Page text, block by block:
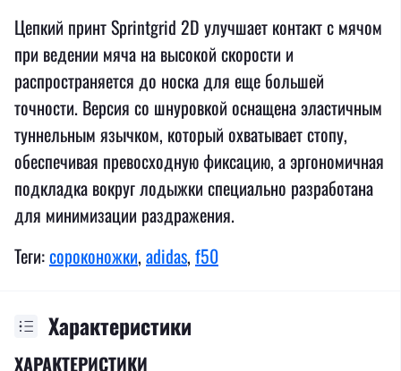
Цепкий принт Sprintgrid 2D улучшает контакт с мячом
при ведении мяча на высокой скорости и
распространяется до носка для еще большей
точности. Версия со шнуровкой оснащена эластичным
туннельным язычком, который охватывает стопу,
обеспечивая превосходную фиксацию, а эргономичная
подкладка вокруг лодыжки специально разработана
для минимизации раздражения.
Теги:сороконожки, adidas, f50
Характеристики
ХАРАКТЕРИСТИКИ